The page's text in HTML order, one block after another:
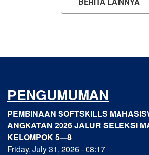
PENGUMUMAN
PEMBINAAN SOFTSKILLS
ANGKATAN 2026 JALUR SELEKSI
KELOMPOK 5—8
Friday, July 31, 2026 - 08:17